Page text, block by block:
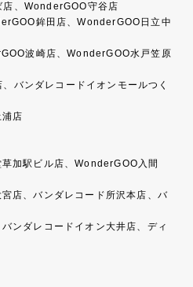
、WonderGOO守谷店
鉾田店、WonderGOO日立中
波崎店、WonderGOO水戸笠原
バンダレコードイオンモールつく
店
加駅ビル店、WonderGOO入間
店、バンダレコード所沢本店、バ
ンダレコードイオン大井店、ディ